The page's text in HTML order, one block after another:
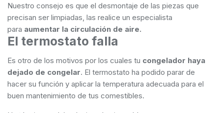
Nuestro consejo es que el desmontaje de las piezas que
precisan ser limpiadas, las realice un especialista
para aumentar la circulación de aire.
El termostato falla
Es otro de los motivos por los cuales tu congelador haya
dejado de congelar. El termostato ha podido parar de
hacer su función y aplicar la temperatura adecuada para el
buen mantenimiento de tus comestibles.